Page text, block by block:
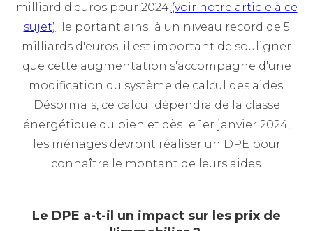
milliard d'euros pour 2024,(voir notre article à ce
sujet) le portant ainsi à un niveau record de 5
milliards d'euros, il est important de souligner
que cette augmentation s'accompagne d'une
modification du système de calcul des aides.
Désormais, ce calcul dépendra de la classe
énergétique du bien et dès le 1er janvier 2024,
les ménages devront réaliser un DPE pour
connaître le montant de leurs aides.
Le DPE a-t-il un impact sur les prix de